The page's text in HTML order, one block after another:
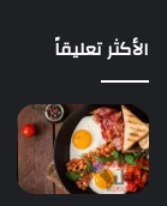
الأكثر تعليقاً